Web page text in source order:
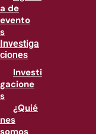
a de
evento
s
Investiga
ciones
Investi
gacione
s
¿Quié
nes
somos